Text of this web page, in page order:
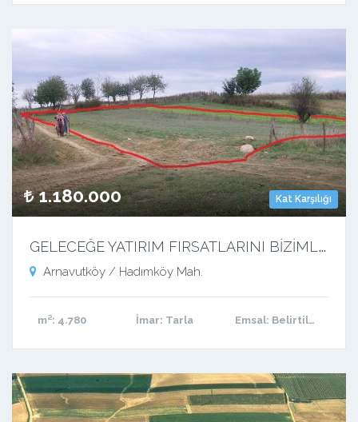
Kat Karşılığı
1.180.000
G
ELECEĞE YATIRIM FIRSATLARINI BİZİMLE TAKİP EDİNİZ…
Arnavutköy / Hadımköy Mah.
m²: 4.780 İmar: Tarla Emsal: Belirtilmemiş